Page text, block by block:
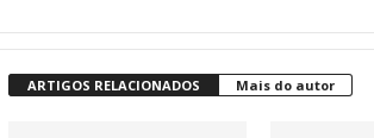
ARTIGOS RELACIONADOS Mais do autor